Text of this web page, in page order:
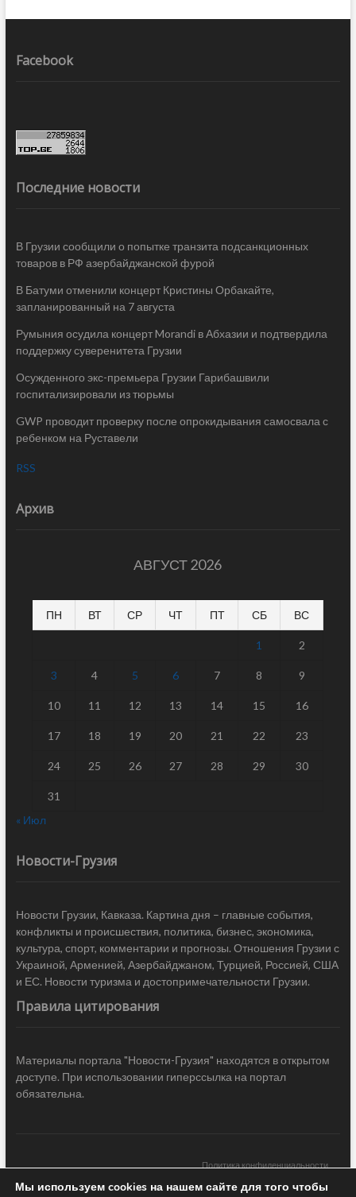
Facebook
Последние новости
В Грузии сообщили о попытке транзита подсанкционных
товаров в РФ азербайджанской фурой
В Батуми отменили концерт Кристины Орбакайте,
запланированный на 7 августа
Румыния осудила концерт Morandi в Абхазии и подтвердила
поддержку суверенитета Грузии
Осужденного экс-премьера Грузии Гарибашвили
госпитализировали из тюрьмы
GWP проводит проверку после опрокидывания самосвала с
ребенком на Руставели
RSS
Архив
АВГУСТ 2026
ПН ВТ СР ЧТ ПТ СБ ВС
1 2
3 4 5 6 7 8 9
10 11 12 13 14 15 16
17 18 19 20 21 22 23
24 25 26 27 28 29 30
31
« Июл
Новости-Грузия
Новости Грузии, Кавказа. Картина дня – главные события,
конфликты и происшествия, политика, бизнес, экономика,
культура, спорт, комментарии и прогнозы. Отношения Грузии с
Украиной, Арменией, Азербайджаном, Турцией, Россией, США
и ЕС. Новости туризма и достопримечательности Грузии.
Правила цитирования
Материалы портала "Новости-Грузия" находятся в открытом
доступе. При использовании гиперссылка на портал
обязательна.
Политика конфиденциальности
Мы используем cookies на нашем сайте для того чтобы